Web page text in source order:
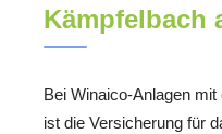
Kämpfelbach
Bei Winaico-Anlagen
ist die Versicherung für